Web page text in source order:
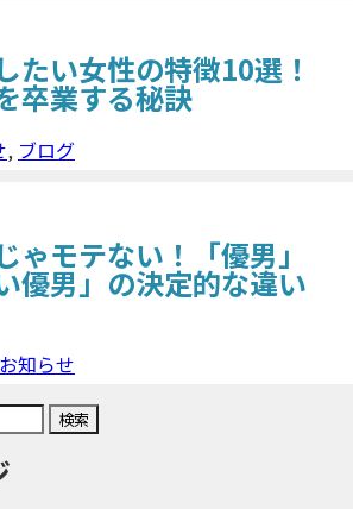
たい女性の特徴10選！
卒業する秘訣
, ブログ
ゃモテない！「優男」
優男」の決定的な違い
お知らせ